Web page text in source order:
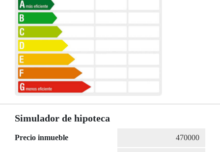
Simulador de hipoteca
Precio inmueble